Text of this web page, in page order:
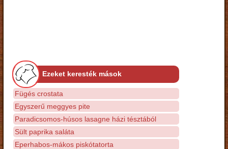
Ezeket keresték mások
Fügés crostata
Egyszerű meggyes pite
Paradicsomos-húsos lasagne házi tésztából
Sült paprika saláta
Eperhabos-mákos piskótatorta